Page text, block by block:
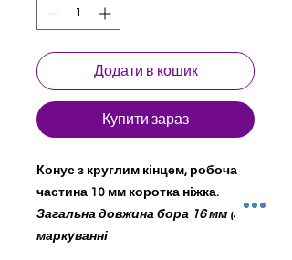
Додати в кошик
Купити зараз
Конус з круглим кінцем, робоча
частина 10 мм коротка ніжка.
Загальна довжина бора 16 мм (s) в
маркуванні